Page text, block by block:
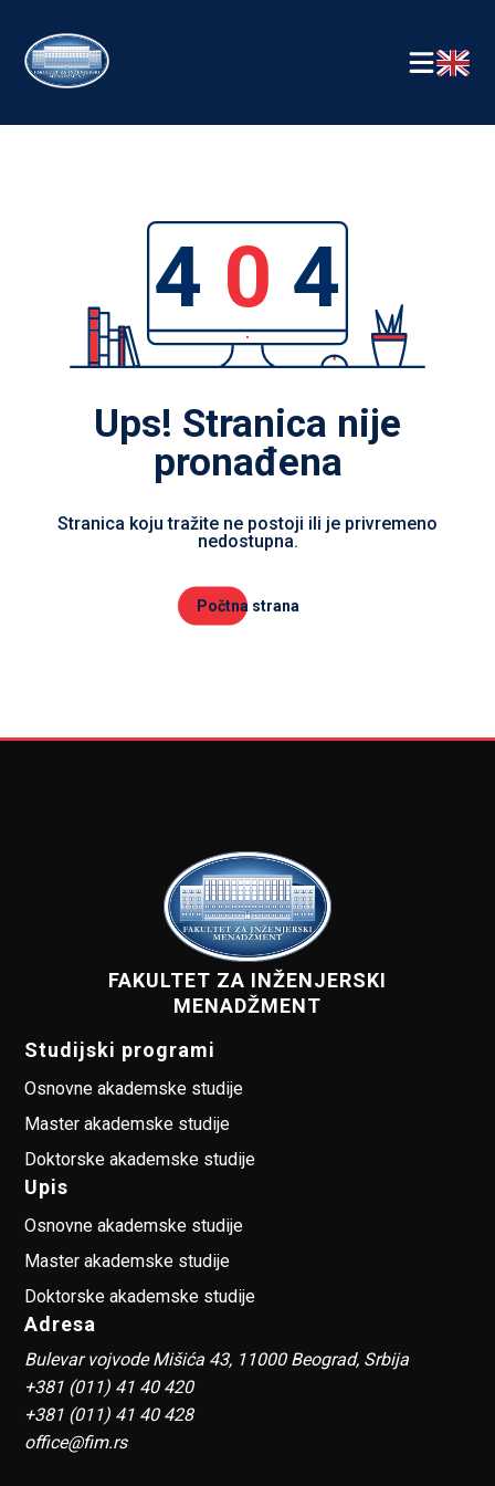
4 0 4
Ups! Stranica nije
pronađena
Stranica koju tražite ne postoji ili je privremeno
nedostupna.
Počtna strana
FAKULTET ZA INŽENJERSKI
MENADŽMENT
Studijski programi
Osnovne akademske studije
Master akademske studije
Doktorske akademske studije
Upis
Osnovne akademske studije
Master akademske studije
Doktorske akademske studije
Adresa
Bulevar vojvode Mišića 43, 11000 Beograd, Srbija
+381 (011) 41 40 420
+381 (011) 41 40 428
office@fim.rs